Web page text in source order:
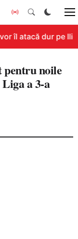
îl atacă dur pe
pentru noile
a 3-a